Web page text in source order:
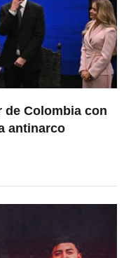
de Colombia con
antinarco